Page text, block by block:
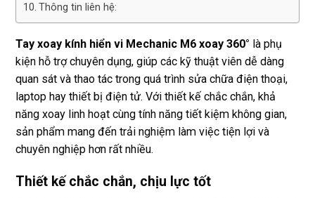
Thông tin liên hệ:
Tay xoay kính hiển vi Mechanic M6 xoay 360° là phụ
kiện hỗ trợ chuyên dụng, giúp các kỹ thuật viên dễ dàng
quan sát và thao tác trong quá trình sửa chữa điện thoại,
laptop hay thiết bị điện tử. Với thiết kế chắc chắn, khả
năng xoay linh hoạt cùng tính năng tiết kiệm không gian,
sản phẩm mang đến trải nghiệm làm việc tiện lợi và
chuyên nghiệp hơn rất nhiều.
Thiết kế chắc chắn, chịu lực tốt